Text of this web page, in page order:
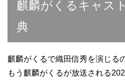
麒麟がくるキャス
典
麒麟がくるで織田信秀を演じる
もう麒麟がくるが放送される